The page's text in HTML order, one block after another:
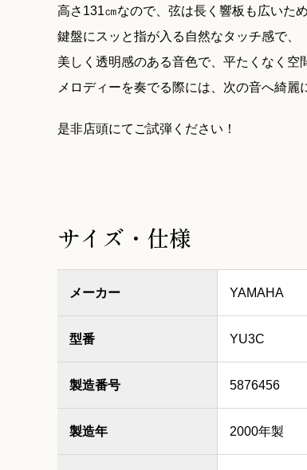
高さ131㎝なので、弦は長く響板も広いた
鍵盤にスッと指が入る自然なタッチ感で、
美しく透明感のある音色で、平たくなく空
メロディーを奏でる際には、次の音へ綺麗
是非店頭にてご試弾ください！
サイズ・仕様
メーカー YAMAHA
型番 YU3C
製造番号 5876456
製造年 2000年製